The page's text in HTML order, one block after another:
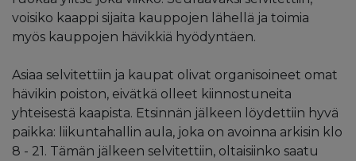
voisiko kaappi sijaita kauppojen lähellä ja toimia
myös kauppojen hävikkiä hyödyntäen.
Asiaa selvitettiin ja kaupat olivat organisoineet omat
hävikin poiston, eivätkä olleet kiinnostuneita
yhteisestä kaapista. Etsinnän jälkeen löydettiin hyvä
paikka: liikuntahallin aula, joka on avoinna arkisin klo
8 - 21. Tämän jälkeen selvitettiin, oltaisiinko saatu